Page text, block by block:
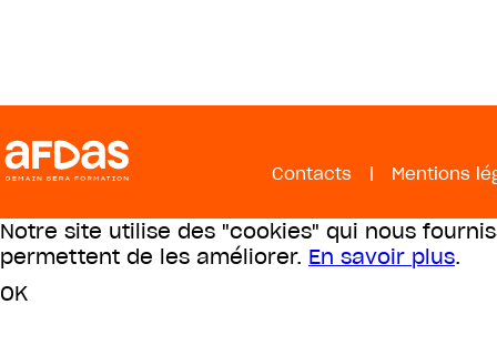
Contacts | Mentions
Notre site utilise des "cookies" qui nous
permettent de les améliorer. En savoir plus.
OK